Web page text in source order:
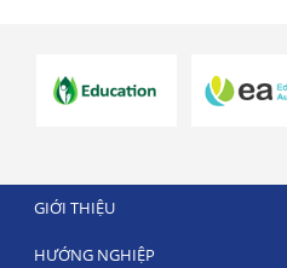
GIỚI THIỆU
HƯỚNG NGHIỆP